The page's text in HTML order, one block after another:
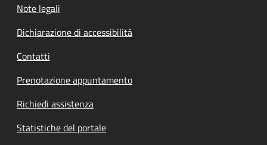
Note legali
Dichiarazione di accessibilità
Contatti
Prenotazione appuntamento
Richiedi assistenza
Statistiche del portale